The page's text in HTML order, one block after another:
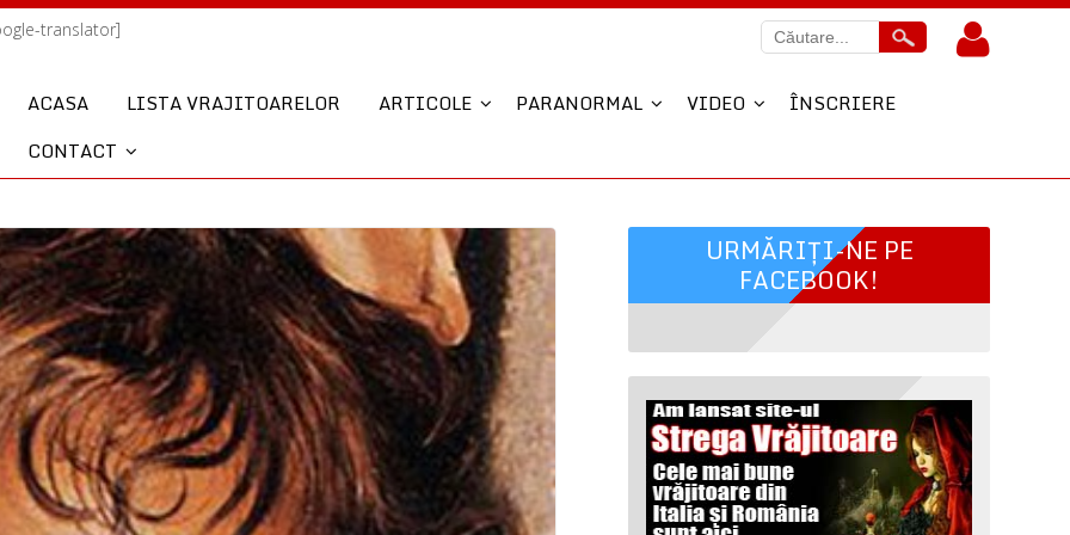
translator]
ACASA LISTA VRAJITOARELOR ARTICOLE PARANORMAL VIDEO
ÎNSCRIERE
CONTACT
URMĂRIȚI-NE PE
FACEBOOK!